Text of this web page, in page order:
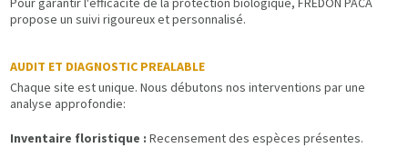
propose un suivi rigoureux et personnalisé.
AUDIT ET DIAGNOSTIC PREALABLE
Chaque site est unique. Nous débutons nos interventions par une
analyse approfondie:
Inventaire floristique : Recensement des espèces présentes.